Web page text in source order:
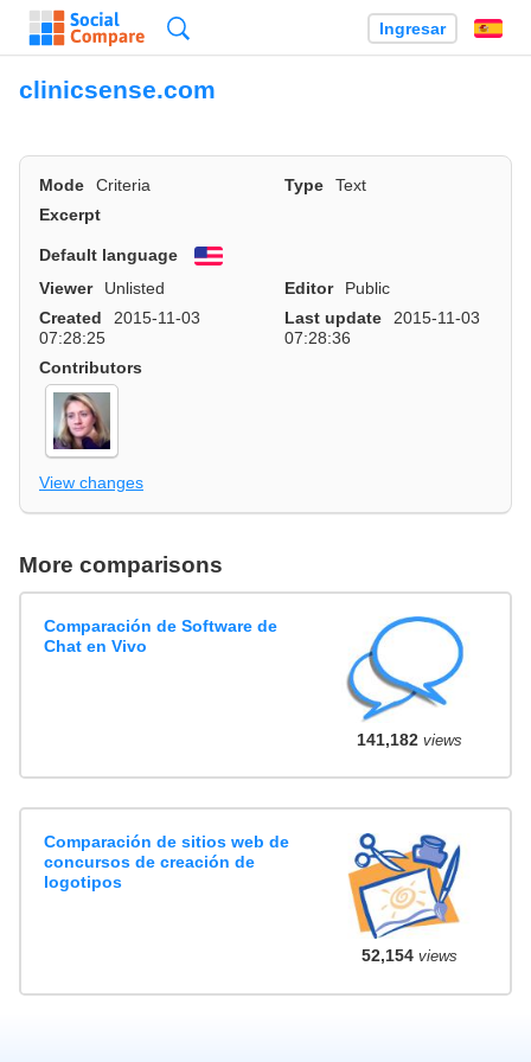
Ingresar
clinicsense.com
Mode Criteria Type
Text
Excerpt
Default language
English
Viewer
Unlisted Editor
Public
Created
2015-11-03
07:28:25
Last update
2015-11-03
07:28:36
Contributors
View changes
More comparisons
Comparación de Software de
Chat en Vivo
141,182views
Comparación de sitios web de
concursos de creación de
logotipos
52,154views